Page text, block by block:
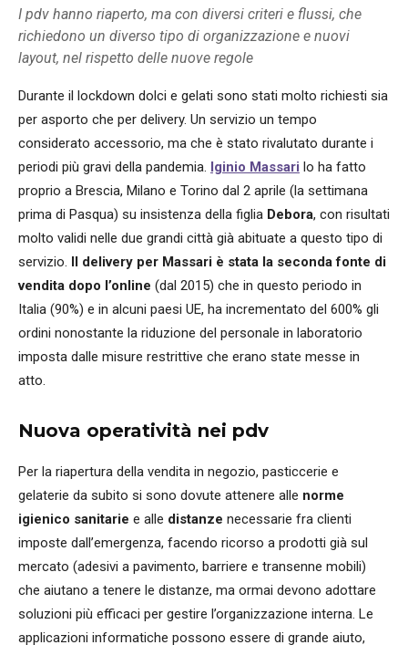
I pdv hanno riaperto, ma con diversi criteri e flussi, che
richiedono un diverso tipo di organizzazione e nuovi
layout, nel rispetto delle nuove regole
Durante il lockdown dolci e gelati sono stati molto richiesti sia
per asporto che per delivery. Un servizio un tempo
considerato accessorio, ma che è stato rivalutato durante i
periodi più gravi della pandemia. Iginio Massari lo ha fatto
proprio a Brescia, Milano e Torino dal 2 aprile (la settimana
prima di Pasqua) su insistenza della figlia Debora, con risultati
molto validi nelle due grandi città già abituate a questo tipo di
servizio. Il delivery per Massari è stata la seconda fonte di
vendita dopo l’online (dal 2015) che in questo periodo in
Italia (90%) e in alcuni paesi UE, ha incrementato del 600% gli
ordini nonostante la riduzione del personale in laboratorio
imposta dalle misure restrittive che erano state messe in
atto.
Nuova operatività nei pdv
Per la riapertura della vendita in negozio, pasticcerie e
gelaterie da subito si sono dovute attenere alle norme
igienico sanitarie e alle distanze necessarie fra clienti
imposte dall’emergenza, facendo ricorso a prodotti già sul
mercato (adesivi a pavimento, barriere e transenne mobili)
che aiutano a tenere le distanze, ma ormai devono adottare
soluzioni più efficaci per gestire l’organizzazione interna. Le
applicazioni informatiche possono essere di grande aiuto,